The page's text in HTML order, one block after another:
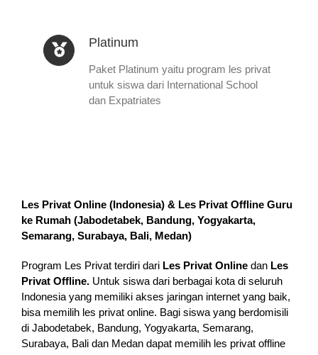
Platinum
Paket Platinum yaitu program les privat
untuk siswa dari International School
dan Expatriates
Les Privat Online (Indonesia) & Les Privat Offline Guru
ke Rumah (Jabodetabek, Bandung, Yogyakarta,
Semarang, Surabaya, Bali, Medan)
Program Les Privat terdiri dari Les Privat Online dan Les
Privat Offline. Untuk siswa dari berbagai kota di seluruh
Indonesia yang memiliki akses jaringan internet yang baik,
bisa memilih les privat online. Bagi siswa yang berdomisili
di Jabodetabek, Bandung, Yogyakarta, Semarang,
Surabaya, Bali dan Medan dapat memilih les privat offline